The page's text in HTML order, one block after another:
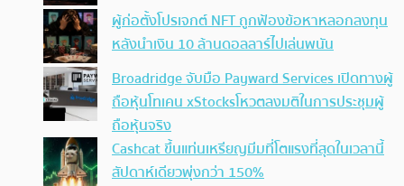
ผู้ก่อตั้งโปรเจกต์ NFT ถูกฟ้องข้อหาหลอกลงทุน
หลังนำเงิน 10 ล้านดอลลาร์ไปเล่นพนัน
Broadridge จับมือ Payward Services เปิดทางผู้
ถือหุ้นโทเคน xStocksโหวตลงมติในการประชุมผู้
ถือหุ้นจริง
Cashcat ขึ้นแท่นเหรียญมีมที่โตแรงที่สุดในเวลานี้
สัปดาห์เดียวพุ่งกว่า 150%